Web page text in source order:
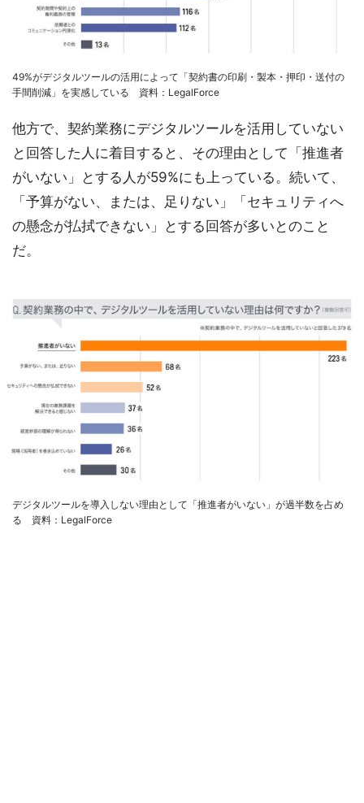
49%がデジタルツールの活用によって「契約書の印刷・製本・押印・送付の
手間削減」を実感している 資料：LegalForce
他方で、契約業務にデジタルツールを活用していない
と回答した人に着目すると、その理由として「推進者
がいない」とする人が59%にも上っている。続いて、
「予算がない、または、足りない」「セキュリティへ
の懸念が払拭できない」とする回答が多いとのこと
だ。
デジタルツールを導入しない理由として「推進者がいない」が過半数を占め
る 資料：LegalForce